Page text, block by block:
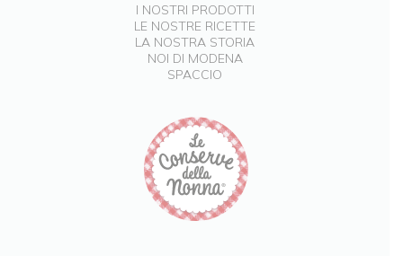
I NOSTRI PRODOTTI
LE NOSTRE RICETTE
LA NOSTRA STORIA
NOI DI MODENA
SPACCIO